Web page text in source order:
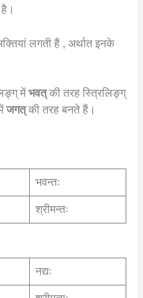
लगती हैं , अर्थात इनके
मेंभवत्की तरह स्त्रिलिङ्ग्
जगत्की तरह बनते हैं।
भवन्तः
श्रीमन्तः
नद्यः